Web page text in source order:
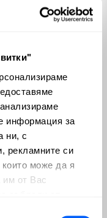
информация за
ни, с
рекламните си
които може да я
им от Вас
но все още в широк
допълнително
около 5%
особено ако
данни надминат